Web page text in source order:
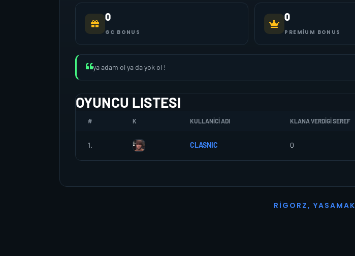
0
GC BONUS
0
PREMIUM BONUS
ya adam ol ya da yok ol !
OYUNCU LISTESI
# K KULLANICI ADI KLANA VERDIGI SEREF
1. CLASNIC 0
R I G O R Z, YASAMAK